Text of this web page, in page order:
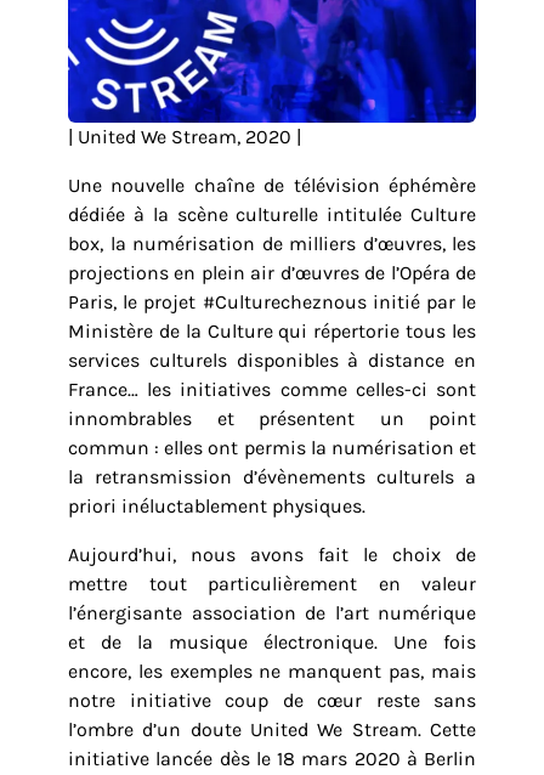
| United We Stream, 2020 |
Une nouvelle chaîne de télévision éphémère
dédiée à la scène culturelle intitulée Culture
box, la numérisation de milliers d’œuvres, les
projections en plein air d’œuvres de l’Opéra de
Paris, le projet #Culturecheznous initié par le
Ministère de la Culture qui répertorie tous les
services culturels disponibles à distance en
France… les initiatives comme celles-ci sont
innombrables et présentent un point
commun : elles ont permis la numérisation et
la retransmission d’évènements culturels a
priori inéluctablement physiques.
Aujourd’hui, nous avons fait le choix de
mettre tout particulièrement en valeur
l’énergisante association de l’art numérique
et de la musique électronique. Une fois
encore, les exemples ne manquent pas, mais
notre initiative coup de cœur reste sans
l’ombre d’un doute United We Stream. Cette
initiative lancée dès le 18 mars 2020 à Berlin